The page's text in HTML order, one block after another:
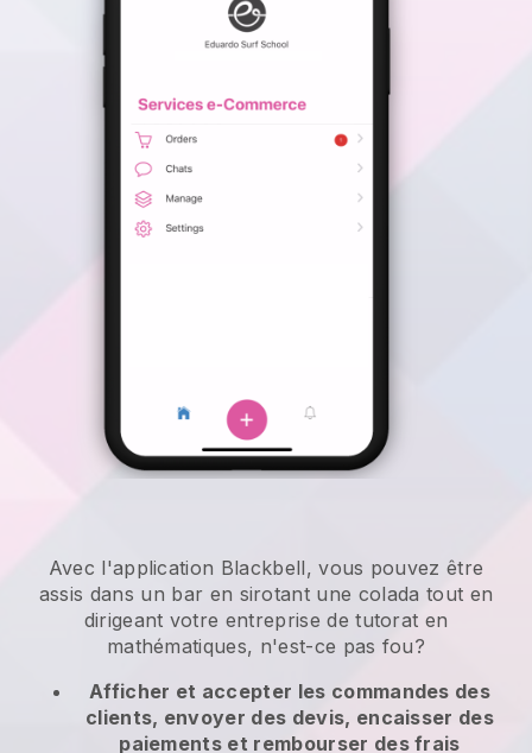
Avec l'application Blackbell, vous pouvez être
assis dans un bar en sirotant une colada tout en
dirigeant votre entreprise de tutorat en
mathématiques, n'est-ce pas fou?
Afficher et accepter les commandes des
clients, envoyer des devis, encaisser des
paiements et rembourser des frais